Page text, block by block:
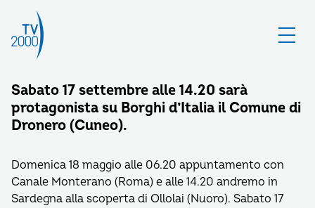
Sabato 17 settembre alle 14.20 sarà
protagonista su Borghi d’Italia il Comune di
Dronero (Cuneo).
Domenica 18 maggio alle 06.20 appuntamento con
Canale Monterano (Roma) e alle 14.20 andremo in
Sardegna alla scoperta di Ollolai (Nuoro). Sabato 17